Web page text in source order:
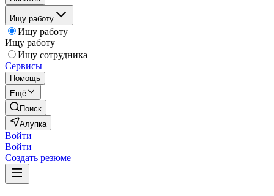
Ищу работу
Ищу работу
Ищу работу
Ищу сотрудника
Сервисы
Помощь
Ещё
Поиск
Алупка
Войти
Войти
Создать резюме